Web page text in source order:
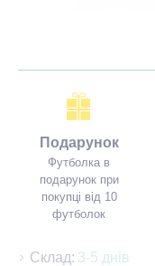
Подарунок
Футболка в
подарунок при
покупці від 10
футболок
Склад: 3-5 днів